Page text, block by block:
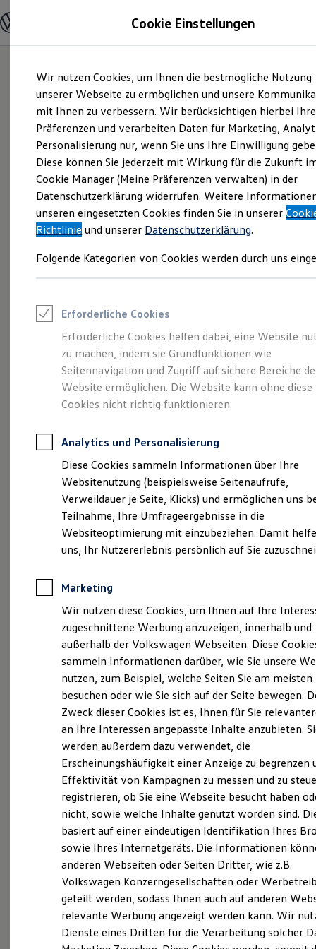
Hauptinhalt
springen
Footer
springen
Modelle und Konfigurator
Modelle vergleichen
Elektroautos
ENERGY Sondermodelle
Nutzfahrzeuge
SUV und CUV
Familienautos
Kombis
Kompaktwagen
Sportwagen
Schnell verfügbare Fahrzeuge
Angebote und Produkte
Aktuelle Angebote
E-Auto-Förderung
Volkswagen Marktplatz
Junge Gebrauchtwagen und Gebrauchtwagen
Saisonangebote
Leasing
Leasing-Angebote
Gebrauchtwagen Leasing
Junge Gebrauchtwagen-Leasing
Elektroauto Leasing
Kleinwagen-Leasing
Leasing ohne Anzahlung
Autokredit mit Schlussrate
Versicherungen und Garantien
Kfz-Versicherung
Restschuldversicherungen
Garantien
Wartungsverträge
Geschäftskunden
Professional Class bei Volkswagen
Großkunden
Behörden
Anpfiff zum Gewinn
Elektroautos
ID. Tutorials
Elektrofahrzeugkonzepte
Reichweite
Reichweite der ID. Modelle
Reichweite im Winter
Laden
Laden unterwegs
Laden Zuhause
Ladezeitensimulator
Batterie
Sicherheit
Garantie und Lebensdauer
Nachhaltigkeit
Technologie
Kosten und Kauf
Verbrauchskosten
Kaufoptionen
E-Auto-Förderung
Software und Konnektivität
Die ID. Software 6
ID. Software Versionen und Updates
Digitale Extras
Schnittstellen zu Ihrem ID.
So geht neu.
Entdecken Sie jetzt
den neuen ID.3 Neo!
(Impressum & Rechtliches)
Probefahrt vereinbaren
Fahrzeugangebot anfordern
Serviceanfrage stellen
Cookie Einstellungen
Wir nutzen Cookies, um Ihnen die bestmögliche Nutzung
unserer Webseite zu ermöglichen und unsere
mit Ihnen zu verbessern. Wir berücksichtigen hierbei Ihre
Präferenzen und verarbeiten Daten für Marketing,
Personalisierung nur, wenn Sie uns Ihre Einwilligung
Diese können Sie jederzeit mit Wirkung für die Zukunft
Cookie Manager (Meine Präferenzen verwalten) in der
Datenschutzerklärung widerrufen. Weitere
unseren eingesetzten Cookies finden Sie in unserer
Richtlinie und unserer Datenschutzerklärung.
Folgende Kategorien von Cookies werden durch uns
Erforderliche Cookies
Erforderliche Cookies helfen dabei, eine Website
zu machen, indem sie Grundfunktionen wie
Seitennavigation und Zugriff auf sichere Bereiche
Website ermöglichen. Die Website kann ohne diese
Cookies nicht richtig funktionieren.
Analytics und Personalisierung
Diese Cookies sammeln Informationen über Ihre
Websitenutzung (beispielsweise Seitenaufrufe,
Verweildauer je Seite, Klicks) und ermöglichen uns
Teilnahme, Ihre Umfrageergebnisse in die
Websiteoptimierung mit einzubeziehen. Damit
uns, Ihr Nutzererlebnis persönlich auf Sie
Marketing
Wir nutzen diese Cookies, um Ihnen auf Ihre
zugeschnittene Werbung anzuzeigen, innerhalb und
außerhalb der Volkswagen Webseiten. Diese
sammeln Informationen darüber, wie Sie unsere
nutzen, zum Beispiel, welche Seiten Sie am meisten
besuchen oder wie Sie sich auf der Seite bewegen.
Zweck dieser Cookies ist es, Ihnen für Sie
an Ihre Interessen angepasste Inhalte anzubieten.
werden außerdem dazu verwendet, die
Erscheinungshäufigkeit einer Anzeige zu begrenzen
Effektivität von Kampagnen zu messen und zu
registrieren, ob Sie eine Webseite besucht haben
nicht, sowie welche Inhalte genutzt worden sind.
basiert auf einer eindeutigen Identifikation Ihres
sowie Ihres Internetgeräts. Die Informationen
anderen Webseiten oder Seiten Dritter, wie z.B.
Volkswagen Konzerngesellschaften oder
geteilt werden, sodass Ihnen auch auf anderen
relevante Werbung angezeigt werden kann. Wir
Dienste eines Dritten für die Verarbeitung solcher